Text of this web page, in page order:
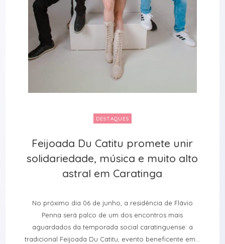
DESTAQUES
Feijoada Du Catitu promete unir
solidariedade, música e muito alto
astral em Caratinga
Feijoada Du Catitu promete unir
solidariedade, música e muito alto
astral em Caratinga
No próximo dia 06 de junho, a residência de Flávio
Penna será palco de um dos encontros mais
aguardados da temporada social caratinguense: a
tradicional Feijoada Du Catitu, evento beneficente em...